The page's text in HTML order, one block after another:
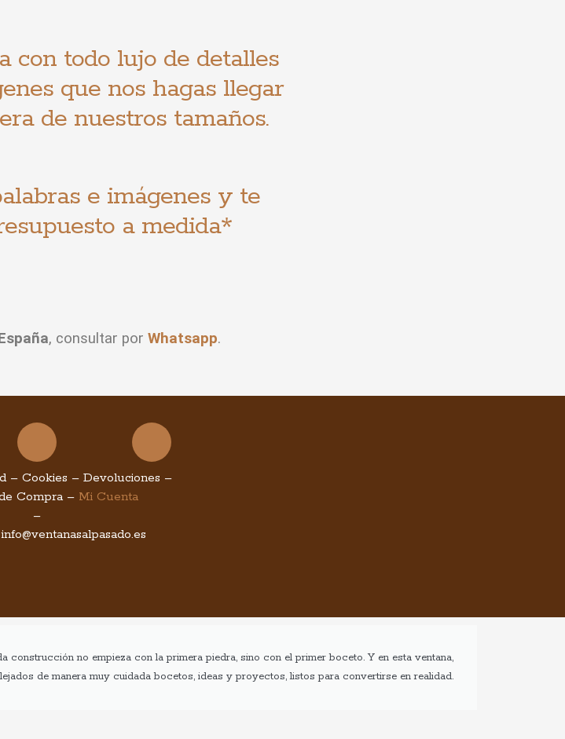
con todo lujo de detalles
que nos hagas llegar
de nuestros tamaños.
e imágenes y te
a medida*
, consultar por Whatsapp.
InstagramYoutube
–Cookies –Devoluciones –
Compra – Mi Cuenta
–
info@ventanasalpasado.es
construcción no empieza con la primera piedra, sino con el primer boceto. Y en esta ventana,
de manera muy cuidada bocetos, ideas y proyectos, listos para convertirse en realidad.